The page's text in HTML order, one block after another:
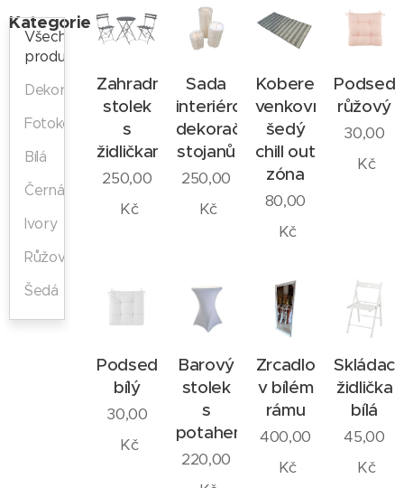
Kategorie
Všechny
produkty
Dekorace
Fotokoutek
Bílá
Černá
Ivory
Růžová
Šedá
Zahradní
stolek
s
židličkami
250,00
Kč
Sada
interiérových
dekoračních
stojanů
250,00
Kč
Koberec
venkovní
šedý
chill out
zóna
80,00
Kč
růžový
30,00
Kč
Podsedák
bílý
30,00
Kč
Barový
stolek
s
potahem
220,00
Zrcadlo
v bílém
rámu
400,00
Kč
Skládací
židlička
bílá
45,00
Kč